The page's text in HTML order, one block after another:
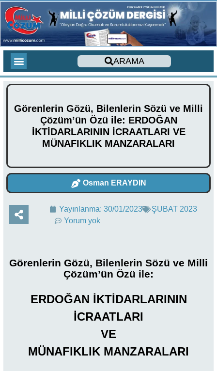
ARAMA
Görenlerin Gözü, Bilenlerin Sözü ve Milli
Çözüm’ün Özü ile: ERDOĞAN
İKTİDARLARININ İCRAATLARI VE
MÜNAFIKLIK MANZARALARI
Osman ERAYDIN
Yayınlanma: 30/01/2023
ŞUBAT 2023
Yorum yok
Görenlerin Gözü, Bilenlerin Sözü ve Milli
Çözüm’ün Özü ile:
ERDOĞAN İKTİDARLARININ
İCRAATLARI
VE
MÜNAFIKLIK MANZARALARI